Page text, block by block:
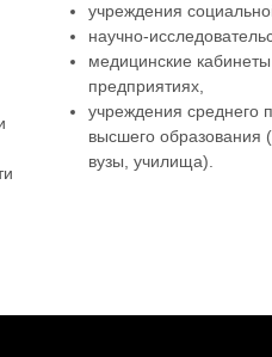
учреждения
научно-
медицинские
предприятиях,
учреждения среднего
высшего образования
вузы, училища).